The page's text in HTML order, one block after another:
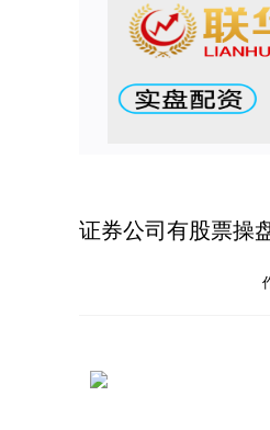
证券公司有股票操